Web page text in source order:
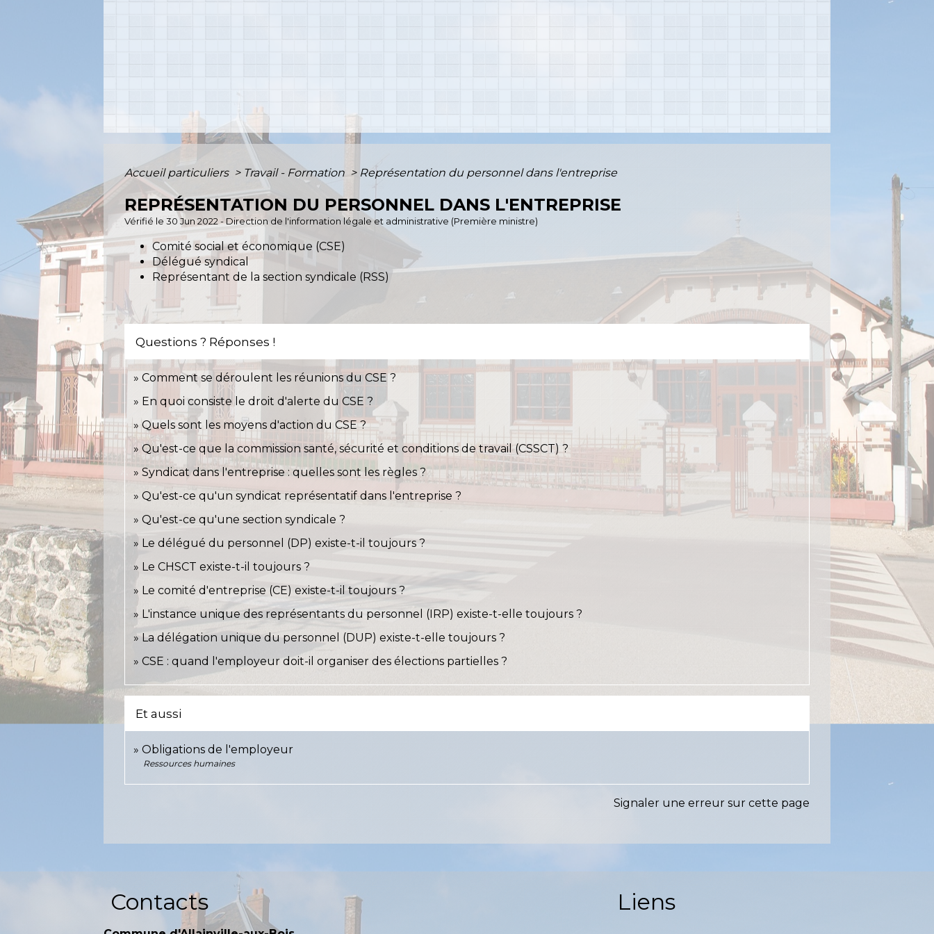
Accueil particuliers > Travail - Formation > Représentation du personnel dans l'entreprise
REPRÉSENTATION DU PERSONNEL DANS L'ENTREPRISE
Vérifié le 30 Jun 2022 - Direction de l'information légale et administrative (Première ministre)
Comité social et économique (CSE)
Délégué syndical
Représentant de la section syndicale (RSS)
Questions ? Réponses !
Comment se déroulent les réunions du CSE ?
En quoi consiste le droit d'alerte du CSE ?
Quels sont les moyens d'action du CSE ?
Qu'est-ce que la commission santé, sécurité et conditions de travail (CSSCT) ?
Syndicat dans l'entreprise : quelles sont les règles ?
Qu'est-ce qu'un syndicat représentatif dans l'entreprise ?
Qu'est-ce qu'une section syndicale ?
Le délégué du personnel (DP) existe-t-il toujours ?
Le CHSCT existe-t-il toujours ?
Le comité d'entreprise (CE) existe-t-il toujours ?
L'instance unique des représentants du personnel (IRP) existe-t-elle toujours ?
La délégation unique du personnel (DUP) existe-t-elle toujours ?
CSE : quand l'employeur doit-il organiser des élections partielles ?
Et aussi
Obligations de l'employeur
Ressources humaines
Signaler une erreur sur cette page
Contacts Liens